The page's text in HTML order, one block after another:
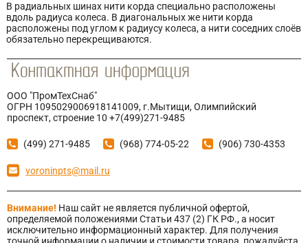
В радиальных шинах нити корда специально расположены
вдоль радиуса колеса. В диагональных же нити корда
расположены под углом к радиусу колеса, а нити соседних слоёв
обязательно перекрещиваются.
ООО "ПромТехСнаб"
ОГРН 1095029006918141009, г.Мытищи, Олимпийский
проспект, строение 10 +7(499)271-9485
(499) 271-9485 (968) 774-05-22 (906) 730-4353
voroninpts@mail.ru
Внимание! Наш сайт не является публичной офертой,
определяемой положениями Статьи 437 (2) ГК РФ., а носит
исключительно информационный характер. Для получения